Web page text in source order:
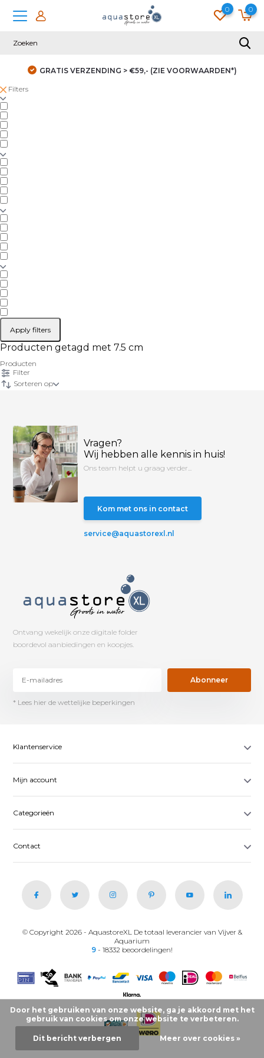
0 0
GRATIS VERZENDING > €59,- (ZIE VOORWAARDEN*)
Filters
Apply filters
Producten getagd met 7.5 cm
Producten
Filter
Sorteren op
Vragen?
Wij hebben alle kennis in huis!
Ons team helpt u graag verder...
Kom met ons in contact
service@aquastorexl.nl
Ontvang wekelijk onze digitale folder
boordevol aanbiedingen en koopjes.
Abonneer
* Lees hier de wettelijke beperkingen
Klantenservice
Mijn account
Categorieën
Contact
© Copyright 2026 - AquastoreXL De totaal leverancier van Vijver &
Aquarium
9 - 18332 beoordelingen!
Door het gebruiken van onze website, ga je akkoord met het
gebruik van cookies om onze website te verbeteren.
Dit bericht verbergen Meer over cookies »